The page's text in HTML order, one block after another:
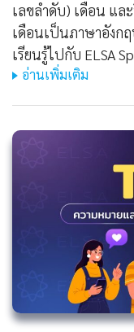
เลขลำดับ) เดือน แล
เดือนเป็นภาษาอังก
เรียนรู้ไปกับ ELSA
อ่านเพิ่มเติม